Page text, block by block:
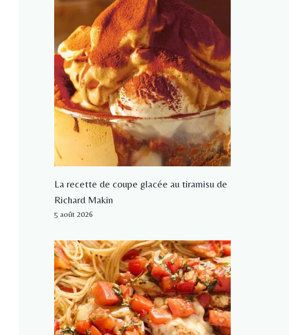
La recette de coupe glacée au tiramisu de
Richard Makin
5 août 2026